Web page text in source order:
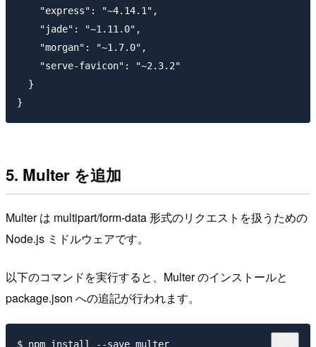
    "express": "~4.14.1",
    "jade": "~1.11.0",
    "morgan": "~1.7.0",
    "serve-favicon": "~2.3.2"
  }
5. Multer を追加
Multer は multipart/form-data 形式のリクエストを扱うための
Node.js ミドルウェアです。
以下のコマンドを実行すると、Multer のインストールと
package.json への追記が行われます。